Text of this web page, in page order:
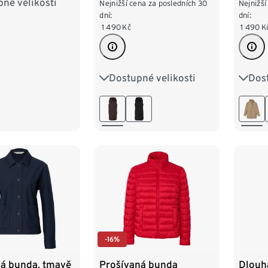
40 42
Nejnižší cena za posledních 30
dní:
1 490 Kč
Dostupné velikosti
36 38 40 42
44 46
dní:
1 490
34
42
bunda, tmavě
-16%
Prošívaná bunda